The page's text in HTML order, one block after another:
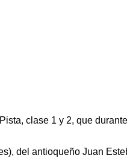
clase 1 y 2, que
del antioqueño Juan